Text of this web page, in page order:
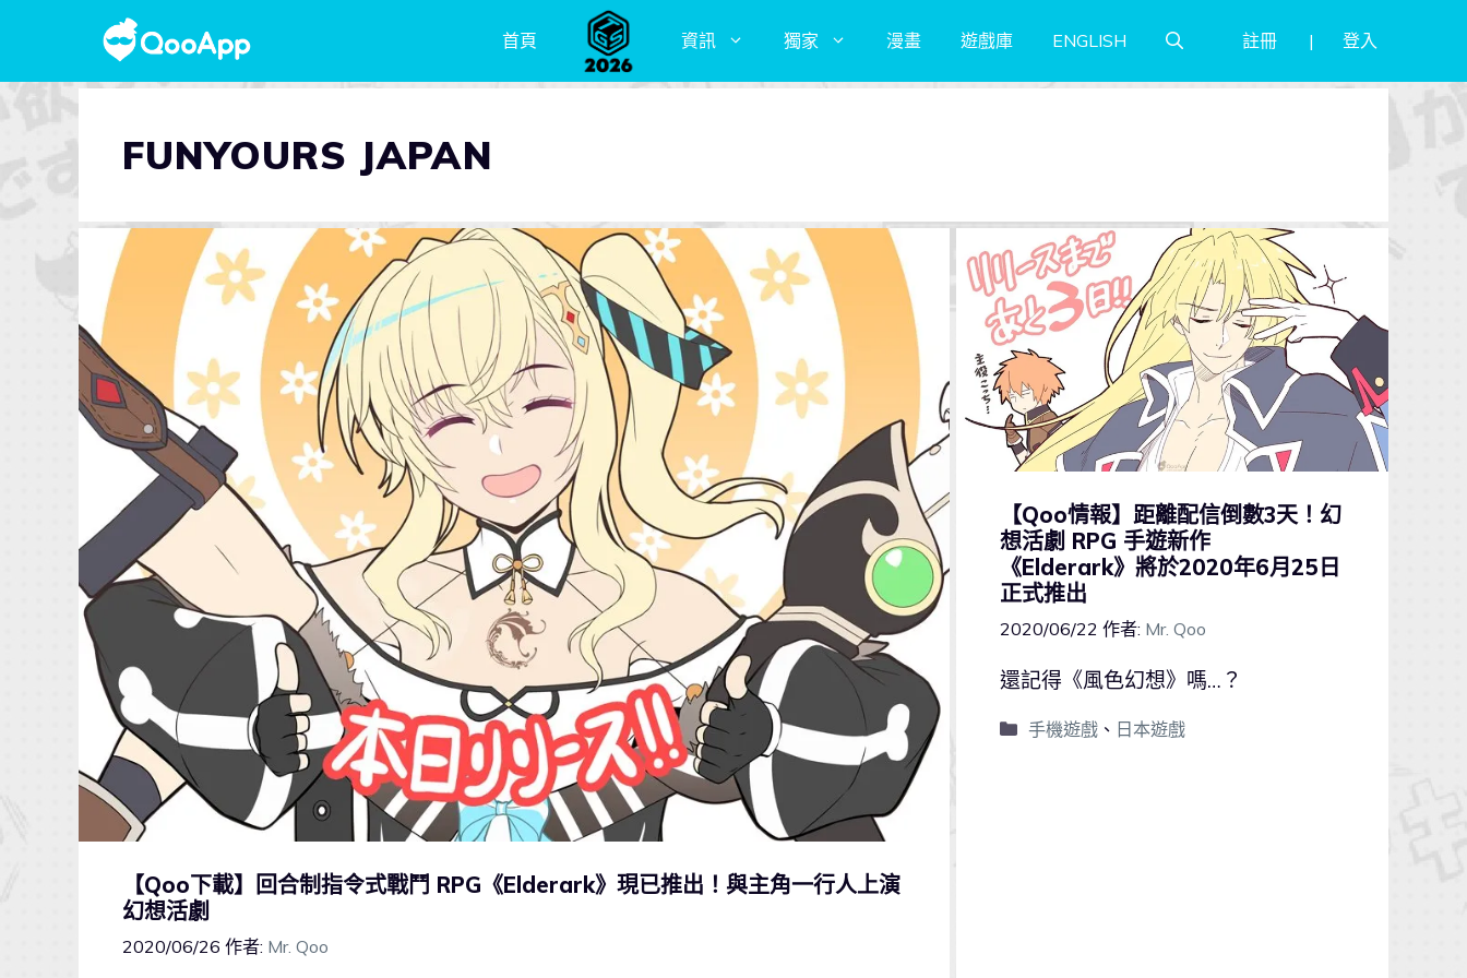
首頁 資訊 獨家 漫畫 遊戲庫 ENGLISH 註冊 登入
FUNYOURS JAPAN
【Qoo下載】回合制指令式戰鬥 RPG《Elderark》現已推出！與主角一行人上演
幻想活劇
2020/06/26 作者: Mr. Qoo
【Qoo情報】距離配信倒數3天！幻
想活劇 RPG 手遊新作
《Elderark》將於2020年6月25日
正式推出
2020/06/22 作者: Mr. Qoo
還記得《風色幻想》嗎…？
手機遊戲、 日本遊戲